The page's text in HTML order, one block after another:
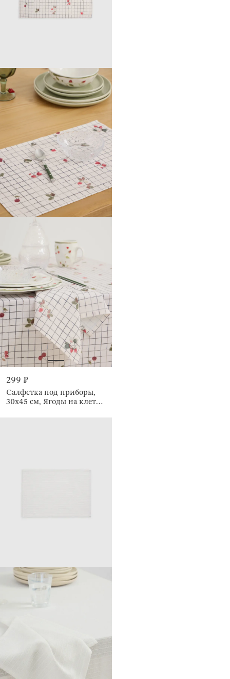
299 ₽
Салфетка под приборы,
30х45 см, Ягоды на клетке,